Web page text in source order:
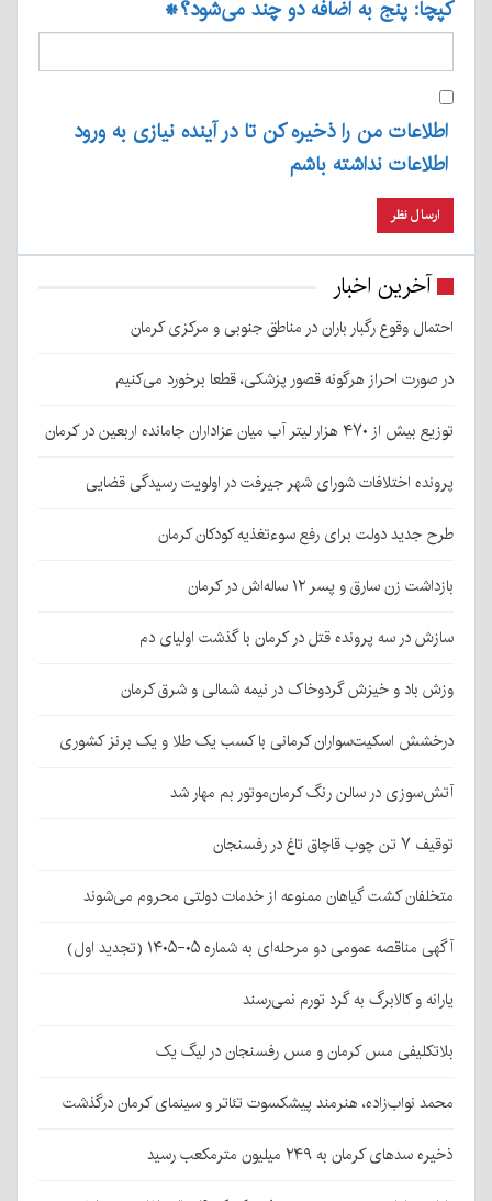
کپچا: پنج به اضافه دو چند می‌شود؟*
اطلاعات من را ذخیره کن تا در آینده نیازی به ورود
اطلاعات نداشته باشم
آخرین اخبار
احتمال وقوع رگبار باران در مناطق جنوبی و مرکزی کرمان
در صورت احراز هرگونه قصور پزشکی، قطعا برخورد می‌کنیم
توزیع بیش از ۴۷۰ هزار لیتر آب میان عزاداران جامانده اربعین در کرمان
پرونده اختلافات شورای شهر جیرفت در اولویت رسیدگی قضایی
طرح جدید دولت برای رفع سوءتغذیه کودکان کرمان
بازداشت زن سارق و پسر ۱۲ ساله‌اش در کرمان
سازش در سه پرونده قتل در کرمان با گذشت اولیای دم
وزش باد و خیزش گردوخاک در نیمه شمالی و شرق کرمان
درخشش اسکیت‌سواران کرمانی با کسب یک طلا و یک برنز کشوری
آتش‌سوزی در سالن رنگ کرمان‌موتور بم مهار شد
توقیف ۷ تن چوب قاچاق تاغ در رفسنجان
متخلفان کشت گیاهان ممنوعه از خدمات دولتی محروم می‌شوند
آگهی مناقصه عمومی دو مرحله‌ای به شماره ۰۵-۱۴۰۵ (تجدید اول)
یارانه و کالابرگ به گرد تورم نمی‌رسند
بلاتکلیفی مس کرمان و مس رفسنجان در لیگ یک
محمد نواب‌زاده، هنرمند پیشکسوت تئاتر و سینمای کرمان درگذشت
ذخیره سدهای کرمان به ۲۴۹ میلیون مترمکعب رسید